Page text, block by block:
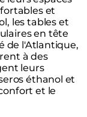
et
les tables et
en tête
de l'Atlantique,
à des
leurs
éthanol et
et le